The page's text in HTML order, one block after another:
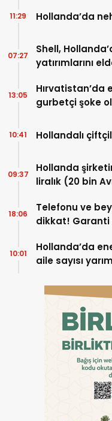
Hollanda’da
11:29
Shell,
yatırımlarını
07:27
Hırvatistan’da
gurbetçi şoke
13:05
Hollandalı
10:41
Hollanda
liralık (20 bin
09:37
Telefonu ve
dikkat! Garanti
18:06
Hollanda’da
aile sayısı
10:01